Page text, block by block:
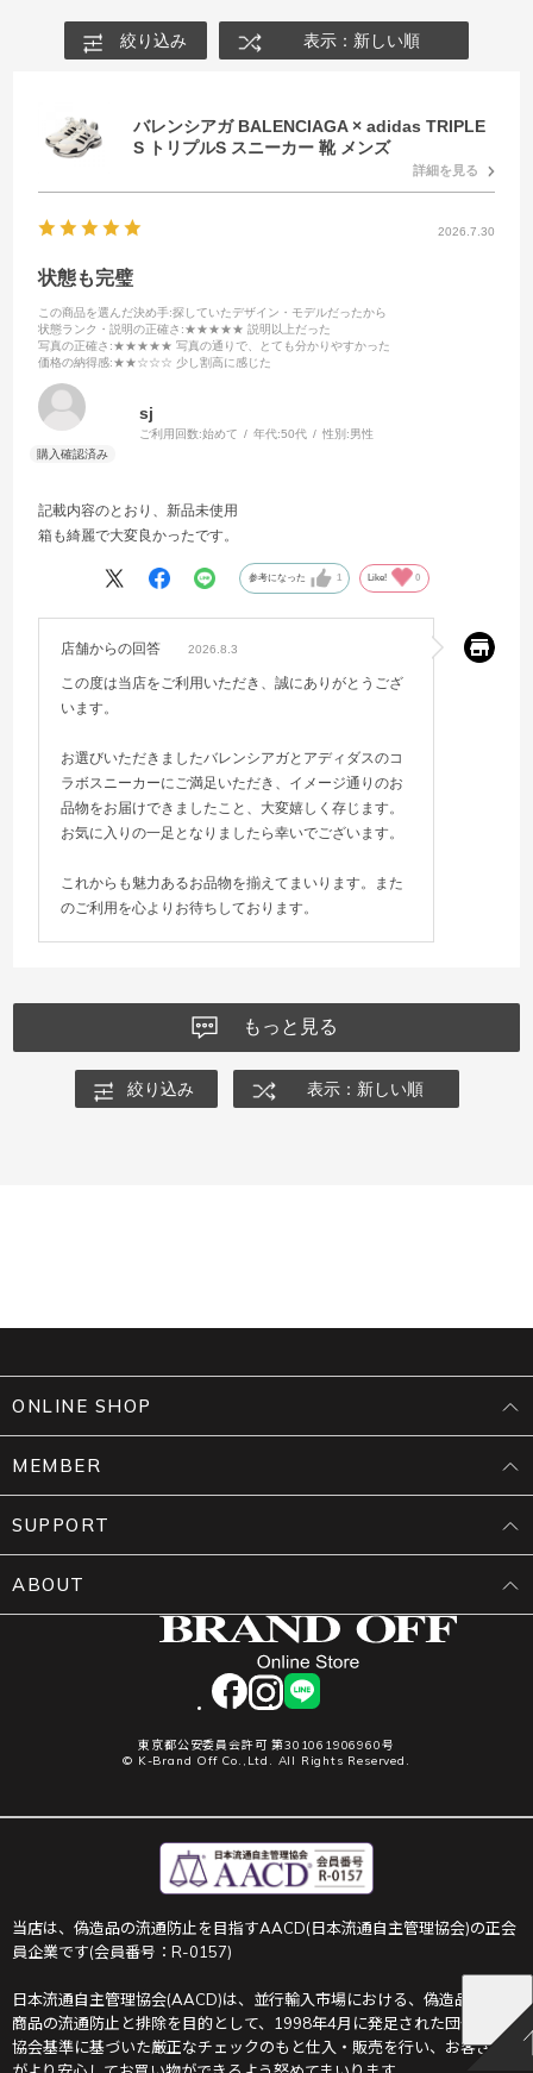
絞り込み 表示：新しい順
バレンシアガ BALENCIAGA × adidas TRIPLE
S トリプルS スニーカー 靴 メンズ
詳細を見る
2026.7.30
状態も完璧
この商品を選んだ決め手:探していたデザイン・モデルだったから
状態ランク・説明の正確さ :★★★★★ 説明以上だった
写真の正確さ :★★★★★ 写真の通りで、とても分かりやすかった
価格の納得感:★★☆☆☆ 少し割高に感じた
sj
ご利用回数:始めて 年代:50代 性別:男性
記載内容のとおり、新品未使用
箱も綺麗で大変良かったです。
参考になった 1 Like! 0
店舗からの回答 2026.8.3
この度は当店をご利用いただき、誠にありがとうござ
います。
お選びいただきましたバレンシアガとアディダスのコ
ラボスニーカーにご満足いただき、イメージ通りのお
品物をお届けできましたこと、大変嬉しく存じます。
お気に入りの一足となりましたら幸いでございます。
これからも魅力あるお品物を揃えてまいります。また
のご利用を心よりお待ちしております。
もっと見る
絞り込み 表示：新しい順
facebookinstagram
LINE
東京都公安委員会許可 第301061906960号
© K-Brand Off Co.,Ltd. All Rights Reserved.
ONLINE SHOP
MEMBER
SUPPORT
ABOUT
当店は、偽造品の流通防止を目指すAACD(日本流通自主管理協会)の正会
員企業です(会員番号：R-0157)
日本流通自主管理協会(AACD)は、並行輸入市場における、偽造品や不正
商品の流通防止と排除を目的として、1998年4月に発足された団体です。
協会基準に基づいた厳正なチェックのもと仕入・販売を行い、お客さま